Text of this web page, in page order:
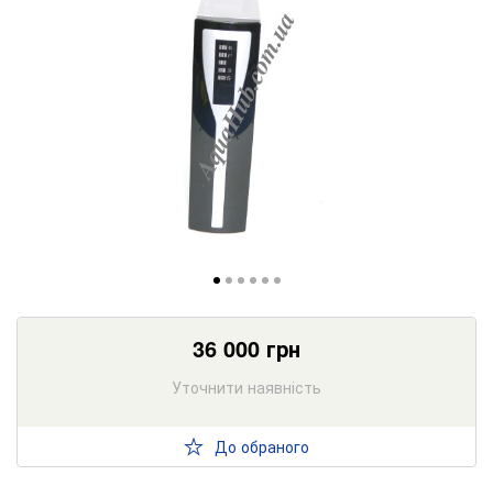
36 000 грн
Уточнити наявність
До обраного